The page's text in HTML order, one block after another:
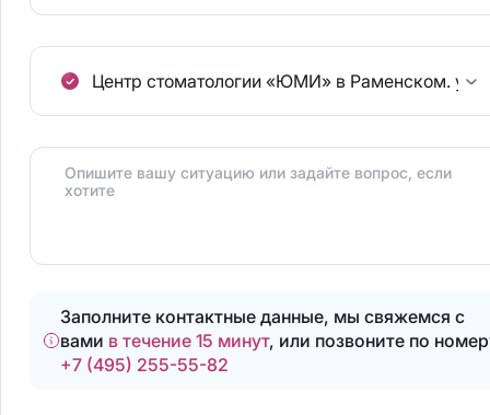
Центр стоматологии «ЮМИ» в Раменском. ул.
Опишите вашу ситуацию или задайте вопрос, если
хотите
Заполните контактные данные, мы свяжемся с
вами в течение 15 минут, или позвоните по
+7 (495) 255-55-82